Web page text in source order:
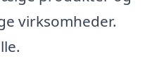
virksomheder.